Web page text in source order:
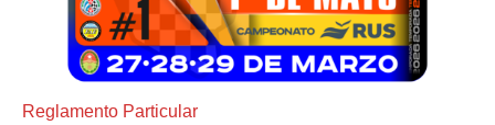
Reglamento Particular